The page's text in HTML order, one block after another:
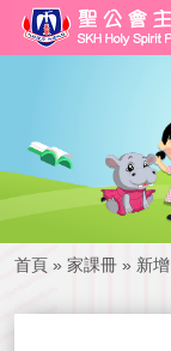
首頁 » 家課冊 » 新增